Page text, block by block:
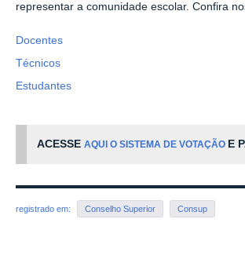
representar a comunidade escolar. Confira
Docentes
Técnicos
Estudantes
ACESSEAQUI O SISTEMA DE VOTAÇÃO E
registrado em: Conselho Superior Consup